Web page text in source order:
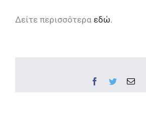
Δείτε περισσότερα εδώ.
Facebook
Twitter